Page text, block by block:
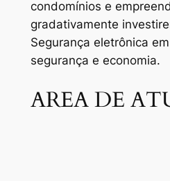
condomínios e
gradativamente
Segurança eletrônica
segurança e economia.
AREA DE